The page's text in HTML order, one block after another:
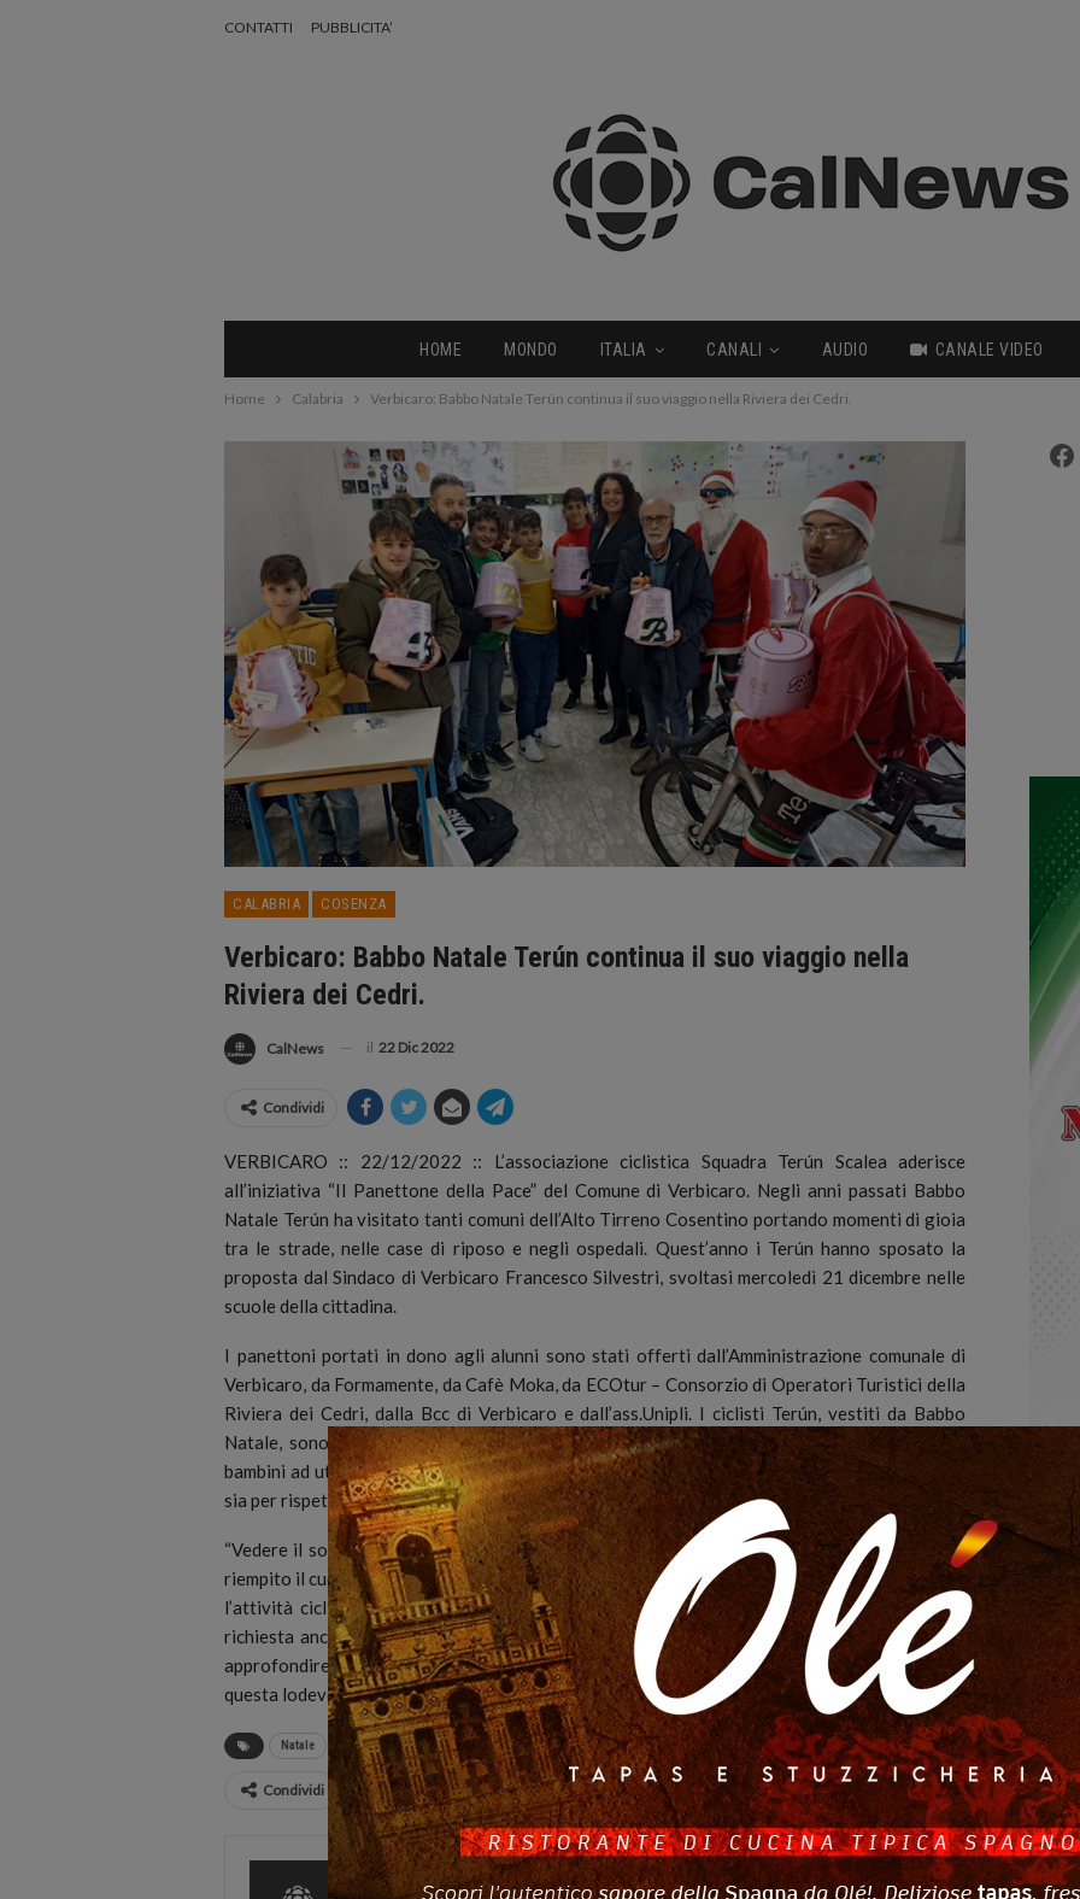
CONTATTI PUBBLICITA’
HOME MONDO ITALIA CANALI AUDIO CANALE VIDEO
Home Calabria Verbicaro: Babbo Natale Terún continua il suo viaggio nella Riviera dei Cedri.
CALABRIA COSENZA
Verbicaro: Babbo Natale Terún continua il suo viaggio nella
Riviera dei Cedri.
CalNews il 22 Dic 2022
Condividi
VERBICARO :: 22/12/2022 :: L’associazione ciclistica Squadra Terún Scalea aderisce
all’iniziativa “Il Panettone della Pace” del Comune di Verbicaro. Negli anni passati Babbo
Natale Terún ha visitato tanti comuni dell’Alto Tirreno Cosentino portando momenti di gioia
tra le strade, nelle case di riposo e negli ospedali.
Quest’anno i Terún hanno sposato la
proposta dal Sindaco di Verbicaro Francesco Silvestri, svoltasi mercoledì 21 dicembre nelle
scuole della cittadina.
I panettoni portati in dono agli alunni sono stati offerti dall’Amministrazione comunale di
Verbicaro, da Formamente, da Cafè Moka, da ECOtur – Consorzio di Operatori Turistici della
Riviera dei Cedri, dalla Bcc di Verbicaro e dall’ass.Unipli. I ciclisti Terún, vestiti da Babbo
Natale, sono entrati nelle classi e dopo gli auguri del Sindaco Silvestri, hanno invitato i
bambini ad utilizzare di più la bicicletta come mezzo di trasporto sia per il benessere fisico e
sia per rispettare di più l’ambiente.
“Vedere il sorriso dei bambini quando siamo entrati nelle classi in sella alle nostre bici, ci ha
riempito il cuore. Sono anni che facciamo sentire la nostra presenza nelle scuole incentivando
l’attività ciclistica e proponendo moneti di educazione stradale. Oggi abbiamo ricevuta la
richiesta anche da parte delle Scuole di Verbicaro e non vediamo l’ora di ritornare qui per
approfondire gli argomenti. Ringraziamo il Sindaco Silvestri e la sua amministrazione per
questa lodevole iniziativa”, queste le parole di Rossano Bruno, presidente dell’Asd Terun.
Natale Squadra Terún Scalea Verbicaro
Condividi
CalNews 27585 Posts 0